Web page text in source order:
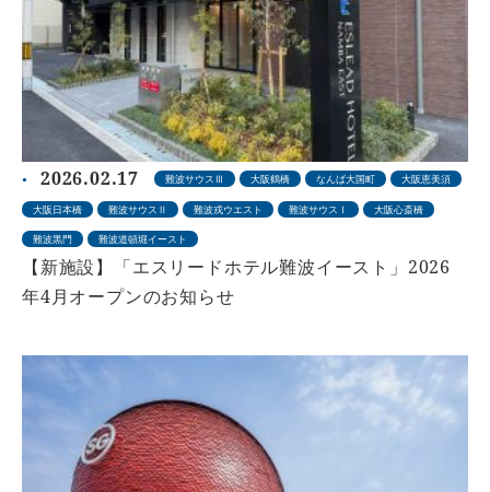
2026.02.17 難波サウスⅢ 大阪鶴橋 なんば大国町 大阪恵美須
大阪日本橋 難波サウスⅡ 難波戎ウエスト 難波サウスⅠ 大阪心斎橋
難波黒門 難波道頓堀イースト
【新施設】「エスリードホテル難波イースト」2026
年4月オープンのお知らせ